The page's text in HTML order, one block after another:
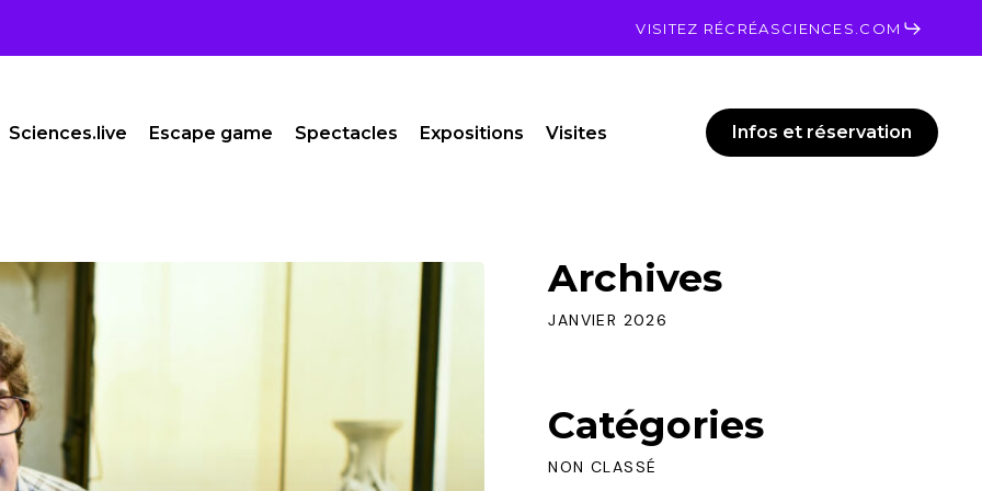
VISITEZ RÉCRÉASCIENCES.COM
Sciences.live Escape game Spectacles Expositions Visites Infos et réservation
Archives
JANVIER 2026
Catégories
NON CLASSÉ